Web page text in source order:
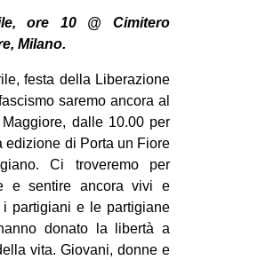
MOBILITAZIONI
SPAZI
SPORT POPOLARE
MOVIMENTI
AMBIENTE
ANTIFASCISMO
ALL’ABITARE
GENERI
ore 10 @ Cimitero
Milano.
festa della Liberazione
saremo ancora al
dalle 10.00 per
edizione di Porta un Fiore
Ci troveremo per
e sentire ancora vivi e
i partigiani e le partigiane
donato la libertà a
vita. Giovani, donne e